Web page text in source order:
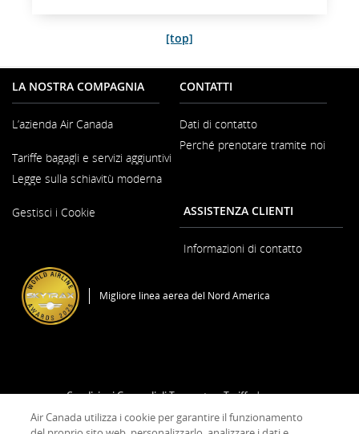
[top]
LA NOSTRA COMPAGNIA
L’azienda Air Canada
apre
in
una
finestra
Tariffe bagagli e servizi aggiuntivi
Legge sulla schiavitù moderna
apre
finestra
Gestisci i Cookie
CONTATTI
Dati di contatto
Perché prenotare tramite noi
ASSISTENZA CLIENTI
Informazioni di contatto
Migliore linea aerea del Nord America
Condizioni Generali di Trasporto e Tariffe
Informativa sulla privacy
Informativa su cookie
Air Canada utilizza i cookie per garantire il funzionamento